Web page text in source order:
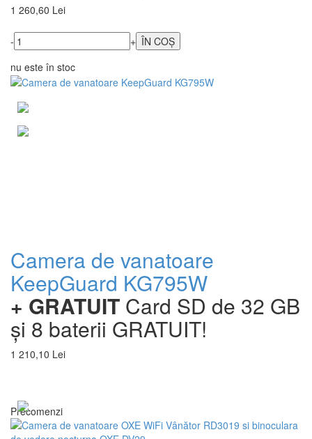
1 260,60 Lei
-
+
nu este în stoc
Camera de vanatoare
KeepGuard KG795W
+ GRATUIT Card SD de 32 GB
și 8 baterii GRATUIT!
1 210,10 Lei
Precomenzi